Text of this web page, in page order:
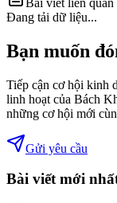
Đang tải dữ liệu...
Bạn muốn
Tiếp cận cơ hội kinh
linh hoạt của Bách
những cơ hội mới
Gửi yêu cầu
Bài viết mới